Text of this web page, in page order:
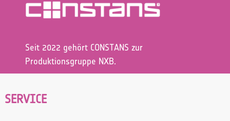
Seit 2022 gehört CONSTANS zur
Produktionsgruppe NXB.
SERVICE